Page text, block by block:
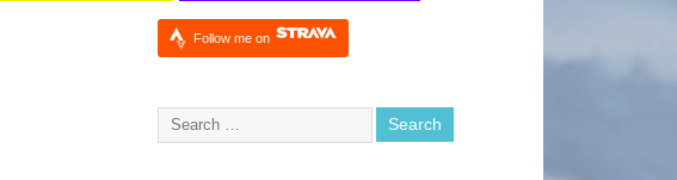
Follow me on